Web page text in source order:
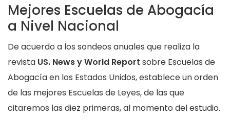
Mejores Escuelas de Abogacía
a Nivel Nacional
De acuerdo a los sondeos anuales que realiza la
revista US. News y World Report sobre Escuelas de
Abogacía en los Estados Unidos, establece un orden
de las mejores Escuelas de Leyes, de las que
citaremos las diez primeras, al momento del estudio.